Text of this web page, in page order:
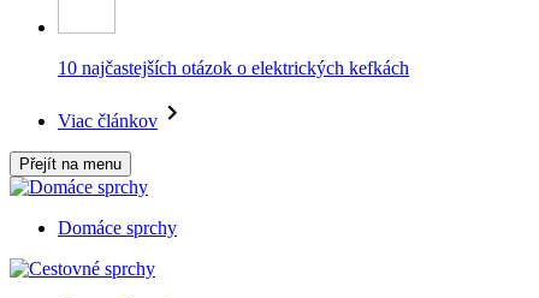
10 najčastejších otázok o elektrických kefkách
Viac článkov
Přejít na menu
Domáce sprchy